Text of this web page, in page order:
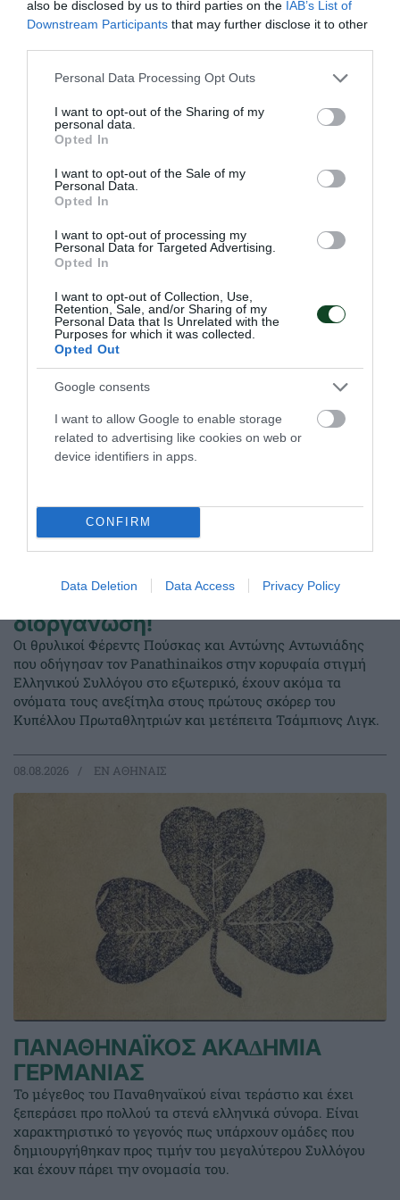
also be disclosed by us to third parties on the IAB’s List of
Downstream Participants that may further disclose it to other
Please note that this website/app uses one or more Google
not limited to your visit or usage behaviour. You may click to
grant or deny consent to Google and its third-party tags to
use your data for below specified purposes in below Google
consent section.
Personal Data Processing Opt Outs
I want to opt-out of the Sharing of my
personal data.
Opted In
I want to opt-out of the Sale of my
Personal Data.
Opted In
I want to opt-out of processing my
Personal Data for Targeted Advertising.
Opted In
I want to opt-out of Collection, Use,
Retention, Sale, and/or Sharing of my
Personal Data that Is Unrelated with the
Purposes for which it was collected.
Opted Out
Google consents
I want to allow Google to enable storage
related to advertising like cookies on web or
device identifiers in apps.
CONFIRM
Data Deletion Data Access Privacy Policy
Σαρωτική εμφάνιση και
«πράσινη» κυριαρχία του
Παναθηναϊκού στο Βύρωνα!
Ένα ονειρικό αγωνιστικό διήμερο ολοκληρώθηκε για το
σκοπευτικό τμήμα του Παναθηναϊκού στο Εθνικό
Σκοπευτήριο Βύρωνα.
ΤΕΛΕΥΤΑΙΑ ΝΕΑ
Τρεις φορές πρώτοι σκόρερ στην
κορυφαία διασυλλογική
διοργάνωση!
Οι θρυλικοί Φέρεντς Πούσκας και Αντώνης Αντωνιάδης
που οδήγησαν τον Panathinaikos στην κορυφαία στιγμή
Ελληνικού Συλλόγου στο εξωτερικό, έχουν ακόμα τα
ονόματα τους ανεξίτηλα στους πρώτους σκόρερ του
Κυπέλλου Πρωταθλητριών και μετέπειτα Τσάμπιονς Λιγκ.
08.08.2026 EΝ ΑΘΗΝΑΙΣ
ΠΑΝΑΘΗΝΑΪΚΟΣ ΑΚΑ∆ΗΜΙΑ
ΓΕΡΜΑΝΙΑΣ
Το μέγεθος του Παναθηναϊκού είναι τεράστιο και έχει
ξεπεράσει προ πολλού τα στενά ελληνικά σύνορα. Είναι
χαρακτηριστικό το γεγονός πως υπάρχουν ομάδες που
δημιουργήθηκαν προς τιμήν του μεγαλύτερου Συλλόγου
και έχουν πάρει την ονομασία του.